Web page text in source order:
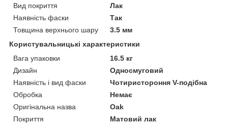
Вид покриття
Лак
Наявність фаски
Так
Товщина верхнього шару
3.5 мм
Користувальницькі характеристики
Вага упаковки
16.5 кг
Дизайн
Односмуговий
Наявність і вид фаски
Чотиристороння V-подібна
Обробка
Немає
Оригінальна назва
Oak
Покриття
Матовий лак